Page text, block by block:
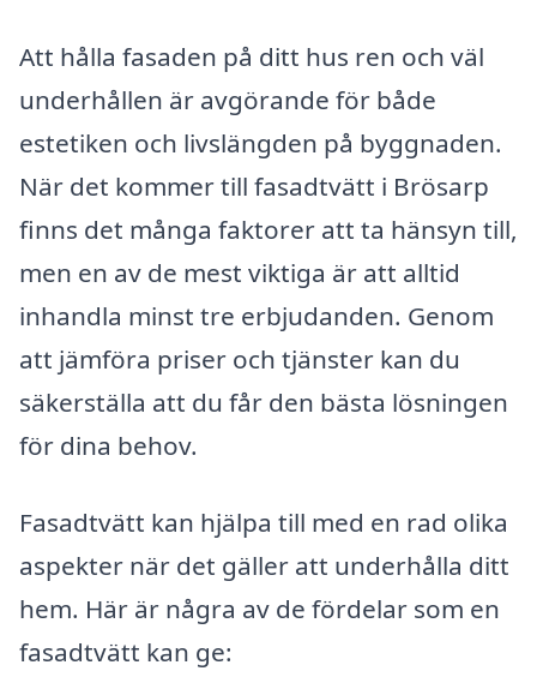
Att hålla fasaden på ditt hus ren och väl
underhållen är avgörande för både
estetiken och livslängden på byggnaden.
När det kommer till fasadtvätt i Brösarp
finns det många faktorer att ta hänsyn till,
men en av de mest viktiga är att alltid
inhandla minst tre erbjudanden. Genom
att jämföra priser och tjänster kan du
säkerställa att du får den bästa lösningen
för dina behov.
Fasadtvätt kan hjälpa till med en rad olika
aspekter när det gäller att underhålla ditt
hem. Här är några av de fördelar som en
fasadtvätt kan ge: